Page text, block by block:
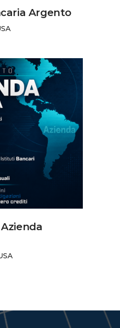
CARRELLO
Argento
AL CARRELLO